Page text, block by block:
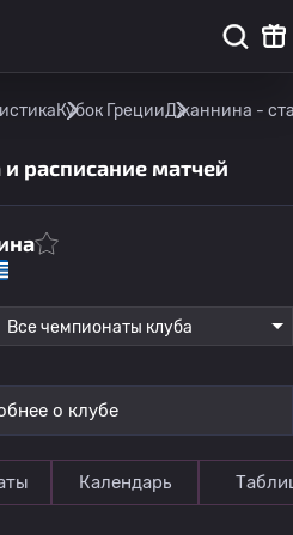
Кубок ГрецииДжаннина -
расписание матчей
Все чемпионаты клуба
о клубе
Календарь